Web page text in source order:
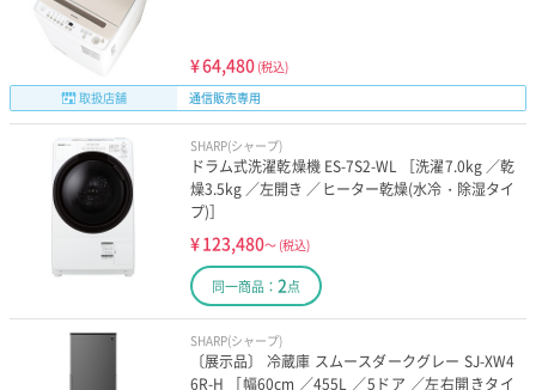
¥64,480 (税込)
取扱店舗
通信販売専用
SHARP(シャープ)
ドラム式洗濯乾燥機 ES-7S2-WL ［洗濯7.0kg ／乾
燥3.5kg ／左開き ／ヒーター乾燥(水冷・除湿タイ
プ)］
¥123,480～ (税込)
同一商品： 2点
SHARP(シャープ)
〔展示品〕 冷蔵庫 スムースダークグレー SJ-XW4
6R-H ［幅60cm ／455L ／5ドア ／左右開きタイ